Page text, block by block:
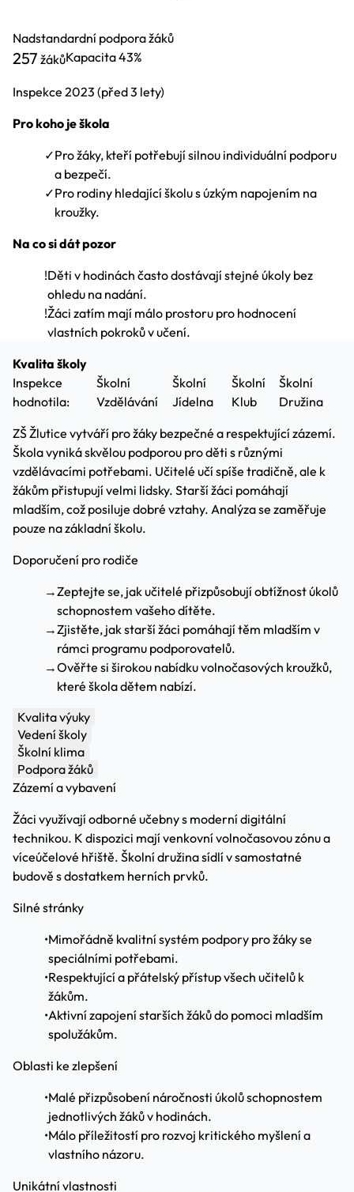
Nadstandardní podpora žáků
257 žákůKapacita43%
Inspekce 2023 (před 3 lety)
Pro koho je škola
✓Pro žáky, kteří potřebují silnou individuální podporu
a bezpečí.
✓Pro rodiny hledající školu s úzkým napojením na
kroužky.
Na co si dát pozor
!Děti v hodinách často dostávají stejné úkoly bez
ohledu na nadání.
!Žáci zatím mají málo prostoru pro hodnocení
vlastních pokroků v učení.
Kvalita školy
Inspekce
hodnotila:
Školní
Vzdělávání
Školní
Jídelna
Školní
Klub
Školní
Družina
ZŠ Žlutice vytváří pro žáky bezpečné a respektující zázemí.
Škola vyniká skvělou podporou pro děti s různými
vzdělávacími potřebami. Učitelé učí spíše tradičně, ale k
žákům přistupují velmi lidsky. Starší žáci pomáhají
mladším, což posiluje dobré vztahy. Analýza se zaměřuje
pouze na základní školu.
Doporučení pro rodiče
→Zeptejte se, jak učitelé přizpůsobují obtížnost úkolů
schopnostem vašeho dítěte.
→Zjistěte, jak starší žáci pomáhají těm mladším v
rámci programu podporovatelů.
→Ověřte si širokou nabídku volnočasových kroužků,
které škola dětem nabízí.
Kvalita výuky
Vedení školy
Školní klima
Podpora žáků
Zázemí a vybavení
Žáci využívají odborné učebny s moderní digitální
technikou. K dispozici mají venkovní volnočasovou zónu a
víceúčelové hřiště. Školní družina sídlí v samostatné
budově s dostatkem herních prvků.
Silné stránky
•Mimořádně kvalitní systém podpory pro žáky se
speciálními potřebami.
•Respektující a přátelský přístup všech učitelů k
žákům.
•Aktivní zapojení starších žáků do pomoci mladším
spolužákům.
Oblasti ke zlepšení
•Malé přizpůsobení náročnosti úkolů schopnostem
jednotlivých žáků v hodinách.
•Málo příležitostí pro rozvoj kritického myšlení a
vlastního názoru.
Unikátní vlastnosti